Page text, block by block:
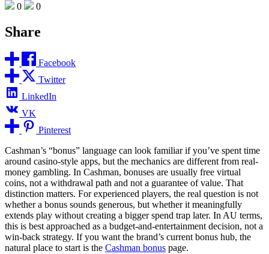
0 0
Share
Facebook
Twitter
LinkedIn
VK
Pinterest
Cashman’s “bonus” language can look familiar if you’ve spent time
around casino-style apps, but the mechanics are different from real-
money gambling. In Cashman, bonuses are usually free virtual
coins, not a withdrawal path and not a guarantee of value. That
distinction matters. For experienced players, the real question is not
whether a bonus sounds generous, but whether it meaningfully
extends play without creating a bigger spend trap later. In AU terms,
this is best approached as a budget-and-entertainment decision, not a
win-back strategy. If you want the brand’s current bonus hub, the
natural place to start is the Cashman bonus page.